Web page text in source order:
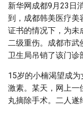
i
z
n
g
s
新华网成都9月23日
到，成都韩美医疗美
证书的情况下，为未
二级重伤。成都市武
卫生局吊销了该门诊
15岁的小楠渴望成
激素。某天，网上一
丸摘除手术。二人遂